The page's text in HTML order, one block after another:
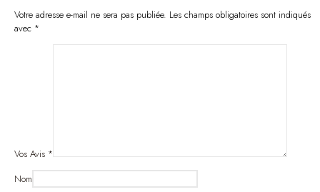
Votre adresse e-mail ne sera pas publiée. Les champs obligatoires sont indiqués
avec *
Vos Avis *
Nom